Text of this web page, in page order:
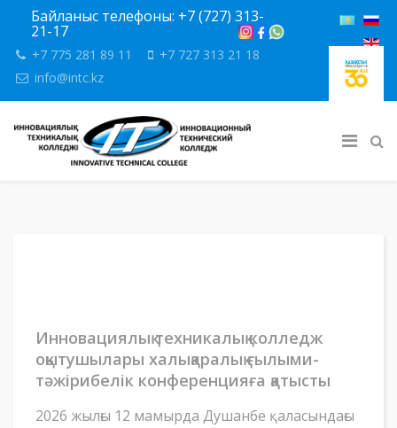
Байланыс телефоны: +7 (727) 313-
21-17
+7 775 281 89 11
+7 727 313 21 18
info@intc.kz
Инновациялық техникалық колледж
оқытушылары халықаралық ғылыми-
тәжірибелік конференцияға қатысты
2026 жылғы 12 мамырда Душанбе қаласындағы